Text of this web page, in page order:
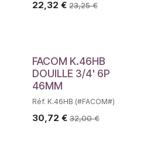
22,32 € 23,25€
FACOM K.46HB
DOUILLE 3/4' 6P
46MM
Réf. K.46HB (#FACOM#)
30,72 € 32,00€